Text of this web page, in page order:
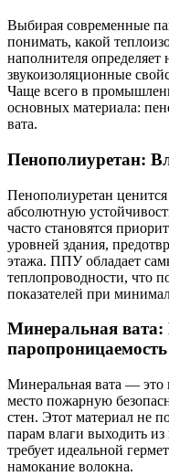
Выбирая современные
понимать, какой
наполнителя определяет
звукоизоляционные
Чаще всего в
основных материала:
вата.
Пенополиуретан:
Пенополиуретан
абсолютную
часто становятся
уровней здания,
этажа. ППУ обладает
теплопроводности, что
показателей при
Минеральная вата:
паропроницаемость
Минеральная вата — это
место пожарную
стен. Этот материал не
парам влаги выходить
требует идеальной
намокание волокна.